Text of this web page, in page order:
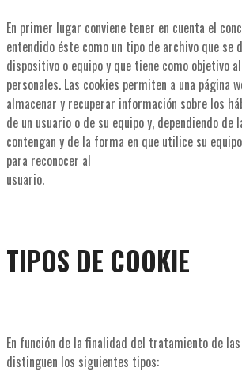
En primer lugar conviene tener en cuenta el
entendido éste como un tipo de archivo que se
dispositivo o equipo y que tiene como objetivo
personales. Las cookies permiten a una página
almacenar y recuperar información sobre los
de un usuario o de su equipo y, dependiendo
contengan y de la forma en que utilice su
para reconocer al
usuario.
TIPOS DE COOKIE
En función de la finalidad del tratamiento de
distinguen los siguientes tipos: